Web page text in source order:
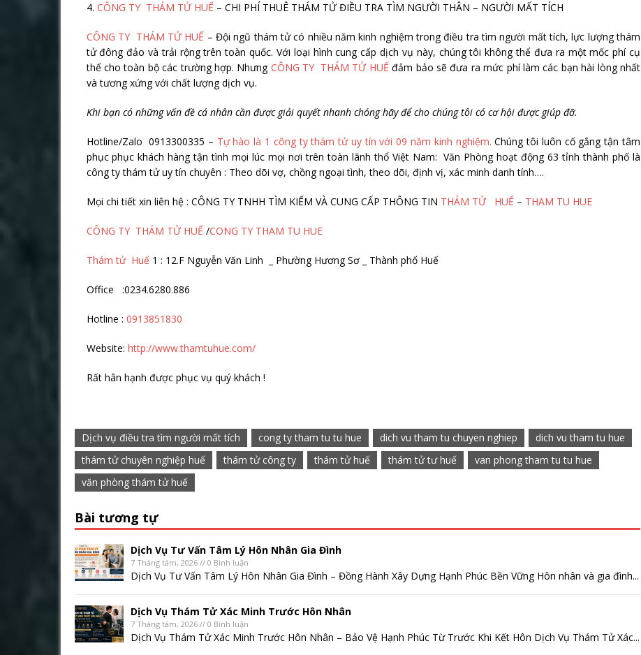
4. CÔNG TY THÁM TỬ HUẾ – CHI PHÍ THUÊ THÁM TỬ ĐIỀU TRA TÌM NGƯỜI THÂN – NGƯỜI MẤT TÍCH
CÔNG TY THÁM TỬ HUẾ – Đội ngũ thám tử có nhiều năm kinh nghiệm trong điều tra tìm người mất tích, lực lượng thám
tử đông đảo và trải rộng trên toàn quốc. Với loại hình cung cấp dịch vụ này, chúng tôi không thể đưa ra một mốc phí cụ
thể cho toàn bộ các trường hợp. Nhưng CÔNG TY THÁM TỬ HUẾ đảm bảo sẽ đưa ra mức phí làm các bạn hài lòng nhất
và tương xứng với chất lượng dịch vụ.
Khi bạn có những vấn đềcá nhân cần được giải quyết nhanh chóng hãy đểcho chúng tôi có cơhội được giúp đỡ.
Hotline/Zalo 0913300335 – Tự hào là 1 công ty thám tử uy tín với 09 năm kinh nghiệm. Chúng tôi luôn cố gắng tận tâm
phục phục khách hàng tận tình mọi lúc mọi nơi trên toàn lãnh thổ Việt Nam: Văn Phòng hoạt động 63 tỉnh thành phố là
công ty thám tử uy tín chuyên : Theo dõi vợ, chồng ngoại tình, theo dõi, định vị, xác minh danh tính….
Mọi chi tiết xin liên hệ : CÔNG TY TNHH TÌM KIẾM VÀ CUNG CẤP THÔNG TIN THÁM TỬ HUẾ – THAM TU HUE
CÔNG TY THÁM TỬ HUẾ /CONG TY THAM TU HUE
Thám tử Huế1 : 12.F Nguyễn Văn Linh _ Phường Hương Sơ _ Thành phố Huế
Office :0234.6280.886
Hotline : 0913851830
Website: http://www.thamtuhue.com/
Rất hân hạnh được phục vụ quý khách !
Dịch vụ điều tra tìm người mất tích cong ty tham tu tu hue dich vu tham tu chuyen nghiep
dich vu tham tu hue
thám tử chuyên nghiệp huế
thám tử công ty thám tử huế thám tử tư huế
van phong tham tu tu hue
văn phòng thám tử huế
Bài tương tự
Dịch Vụ Tư Vấn Tâm Lý Hôn Nhân Gia Đình
7 Tháng tám, 2026 // 0 Bình luận
Dịch Vụ Tư Vấn Tâm Lý Hôn Nhân Gia Đình – Đồng Hành Xây Dựng Hạnh Phúc Bền Vững Hôn nhân và gia đình...
Dịch Vụ Thám Tử Xác Minh Trước Hôn Nhân
7 Tháng tám, 2026 // 0 Bình luận
Dịch Vụ Thám Tử Xác Minh Trước Hôn Nhân – Bảo Vệ Hạnh Phúc Từ Trước Khi Kết Hôn Dịch Vụ Thám Tử Xác...